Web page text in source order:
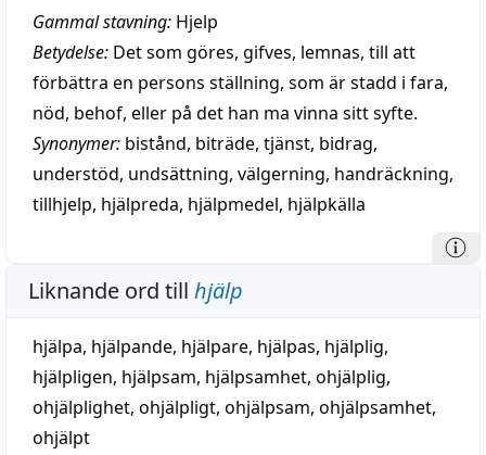
Gammal stavning: Hjelp
Betydelse: Det som göres, gifves, lemnas, till att
förbättra en persons ställning, som är stadd i fara,
nöd, behof, eller på det han ma vinna sitt syfte.
Synonymer: bistånd, biträde, tjänst, bidrag,
understöd, undsättning, välgerning, handräckning,
tillhjelp, hjälpreda, hjälpmedel, hjälpkälla
Liknande ord till hjälp
hjälpa, hjälpande, hjälpare, hjälpas, hjälplig,
hjälpligen, hjälpsam, hjälpsamhet, ohjälplig,
ohjälplighet, ohjälpligt, ohjälpsam, ohjälpsamhet,
ohjälpt